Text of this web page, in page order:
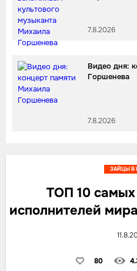
7.8.2026
Видео дня:
Горшенева
7.8.2026
ТОП 10
исполнителей
80
ЗАЙЦЫ В